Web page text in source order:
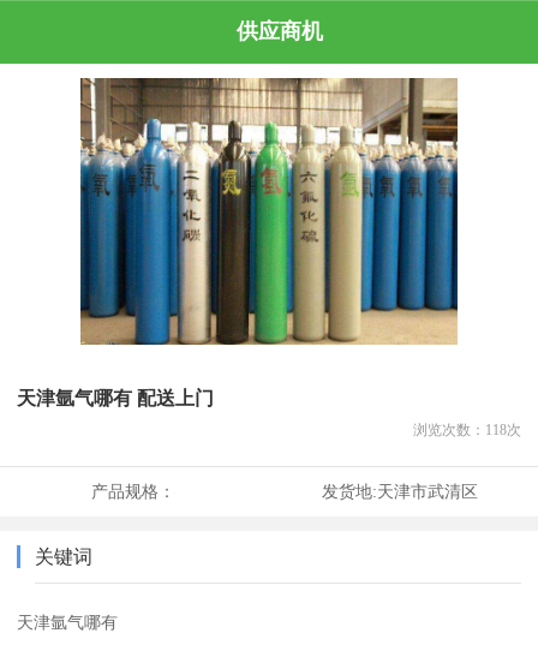
供应商机
天津氩气哪有 配送上门
浏览次数： 118次
产品规格： 发货地:天津市武清区
关键词
天津氩气哪有